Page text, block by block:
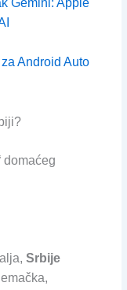
Android Auto
domaćeg
Srbije